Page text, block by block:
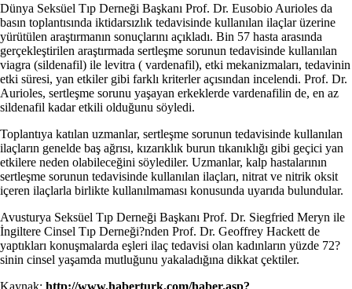
Dünya Seksüel Tıp Derneği Başkanı Prof. Dr. Eusobio Aurioles da
basın toplantısında iktidarsızlık tedavisinde kullanılan ilaçlar üzerine
yürütülen araştırmanın sonuçlarını açıkladı. Bin 57 hasta arasında
gerçekleştirilen araştırmada sertleşme sorunun tedavisinde kullanılan
viagra (sildenafil) ile levitra ( vardenafil), etki mekanizmaları, tedavinin
etki süresi, yan etkiler gibi farklı kriterler açısından incelendi. Prof. Dr.
Aurioles, sertleşme sorunu yaşayan erkeklerde vardenafilin de, en az
sildenafil kadar etkili olduğunu söyledi.
Toplantıya katılan uzmanlar, sertleşme sorunun tedavisinde kullanılan
ilaçların genelde baş ağrısı, kızarıklık burun tıkanıklığı gibi geçici yan
etkilere neden olabileceğini söylediler. Uzmanlar, kalp hastalarının
sertleşme sorunun tedavisinde kullanılan ilaçları, nitrat ve nitrik oksit
içeren ilaçlarla birlikte kullanılmaması konusunda uyarıda bulundular.
Avusturya Seksüel Tıp Derneği Başkanı Prof. Dr. Siegfried Meryn ile
İngiltere Cinsel Tıp Derneği?nden Prof. Dr. Geoffrey Hackett de
yaptıkları konuşmalarda eşleri ilaç tedavisi olan kadınların yüzde 72?
sinin cinsel yaşamda mutluğunu yakaladığına dikkat çektiler.
Kaynak: http://www.haberturk.com/haber.asp?